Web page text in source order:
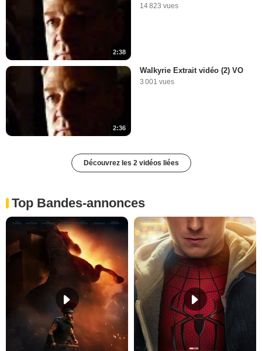
2:38
14 823 vues
2:36
Walkyrie Extrait vidéo (2) VO
3 001 vues
Découvrez les 2 vidéos liées
Top Bandes-annonces